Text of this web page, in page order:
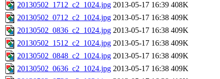
20130502_1712_c2_1024.jpg 2013-05-17 16:39 408K
20130502_0712_c2_1024.jpg 2013-05-17 16:38 409K
20130502_0836_c2_1024.jpg 2013-05-17 16:38 409K
20130502_1512_c2_1024.jpg 2013-05-17 16:38 409K
20130502_0848_c2_1024.jpg 2013-05-17 16:38 409K
20130502_0636_c2_1024.jpg 2013-05-17 16:38 409K